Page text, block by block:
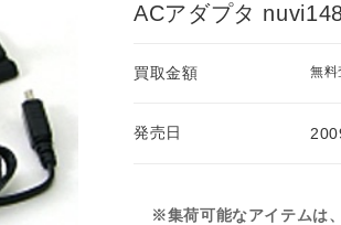
ACアダプタ
買取金額 無料
発売日
※集荷可能なアイテムは